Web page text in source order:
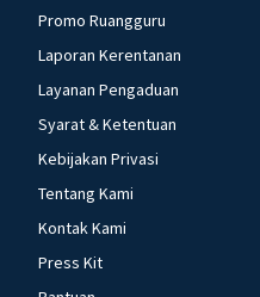
Promo Ruangguru
Laporan Kerentanan
Layanan Pengaduan
Syarat & Ketentuan
Kebijakan Privasi
Tentang Kami
Kontak Kami
Press Kit